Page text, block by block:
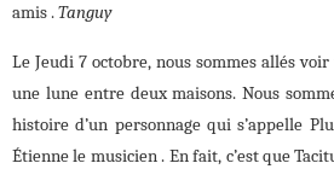
amis .Tanguy
Le Jeudi 7 octobre, nous sommes allés
une lune entre deux maisons. Nous
histoire d’un personnage qui s’appelle
Étienne le musicien . En fait, c’est que